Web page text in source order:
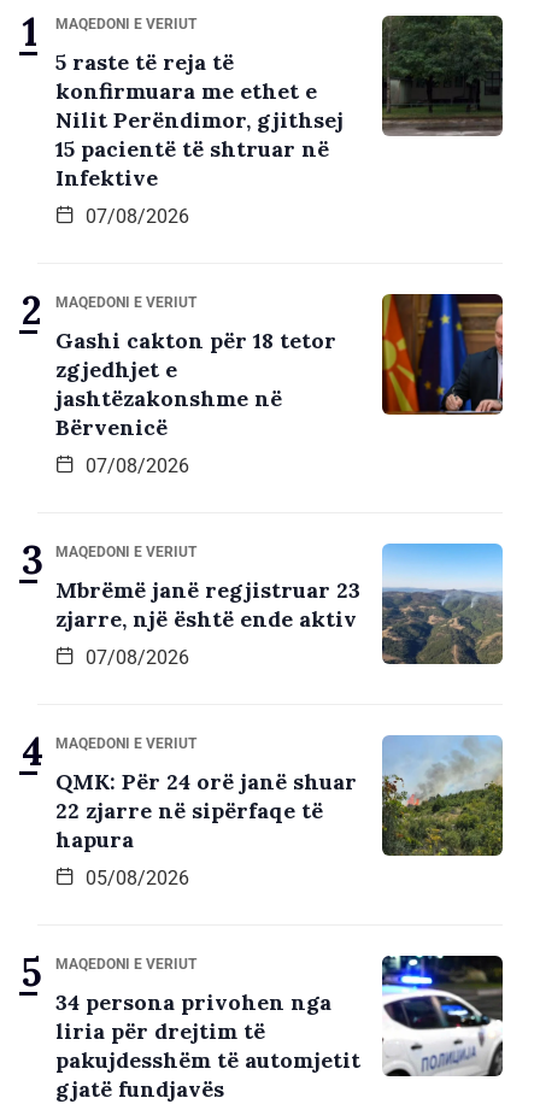
MAQEDONI E VERIUT
5 raste të reja të
konfirmuara me ethet e
Nilit Perëndimor, gjithsej
15 pacientë të shtruar në
Infektive
07/08/2026
MAQEDONI E VERIUT
Gashi cakton për 18 tetor
zgjedhjet e
jashtëzakonshme në
Bërvenicë
07/08/2026
MAQEDONI E VERIUT
Mbrëmë janë regjistruar 23
zjarre, një është ende aktiv
07/08/2026
MAQEDONI E VERIUT
QMK: Për 24 orë janë shuar
22 zjarre në sipërfaqe të
hapura
05/08/2026
MAQEDONI E VERIUT
34 persona privohen nga
liria për drejtim të
pakujdesshëm të automjetit
gjatë fundjavës